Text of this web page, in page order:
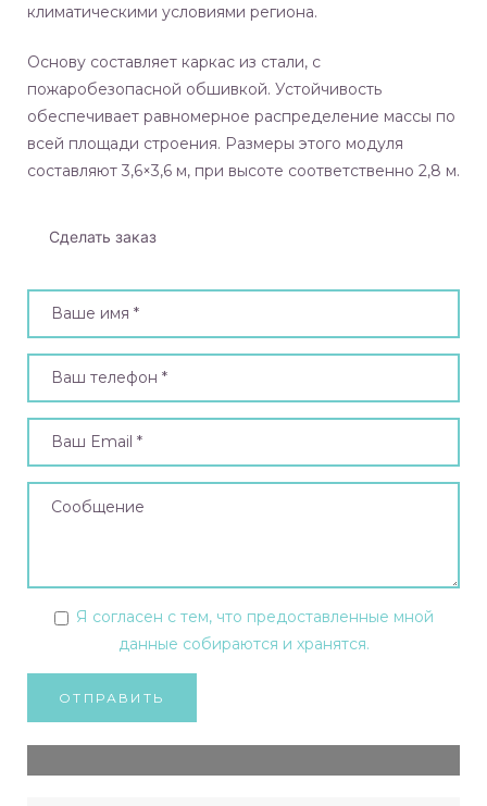
климатическими условиями региона.
Основу составляет каркас из стали, с
пожаробезопасной обшивкой. Устойчивость
обеспечивает равномерное распределение массы по
всей площади строения. Размеры этого модуля
составляют 3,6×3,6 м, при высоте соответственно 2,8 м.
Сделать заказ
Я согласен с тем, что предоставленные мной
данные собираются и хранятся.
M)
S)